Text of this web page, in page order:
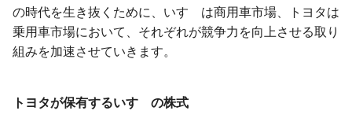
の時代を生き抜くために、いすゞは商用車市場、トヨタは
乗用車市場において、それぞれが競争力を向上させる取り
組みを加速させていきます。
トヨタが保有するいすゞの株式